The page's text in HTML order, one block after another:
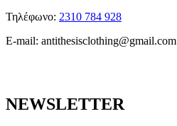
Τηλέφωνο: 2310 784 928
E-mail: antithesisclothing@gmail.com
NEWSLETTER